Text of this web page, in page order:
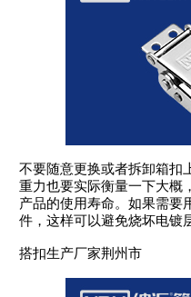
不要随意更换或者拆卸箱扣
重力也要实际衡量一下大概
产品的使用寿命。如果需要
件，这样可以避免烧坏电镀
搭扣生产厂家荆州市